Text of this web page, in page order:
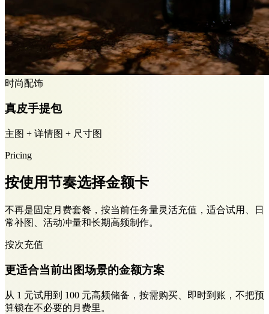
时尚配饰
真皮手提包
主图 + 详情图 + 尺寸图
Pricing
按使用节奏选择金额卡
不再是固定月费套餐，按当前任务量灵活充值，适合试用、日
常补图、活动冲量和长期高频制作。
按次充值
更适合当前出图场景的金额方案
从 1 元试用到 100 元高频储备，按需购买、即时到账，不把预
算锁在不必要的月费里。